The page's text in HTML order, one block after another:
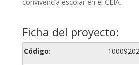
convivencia escolar en el CEIA.
Ficha del proyecto:
Código: